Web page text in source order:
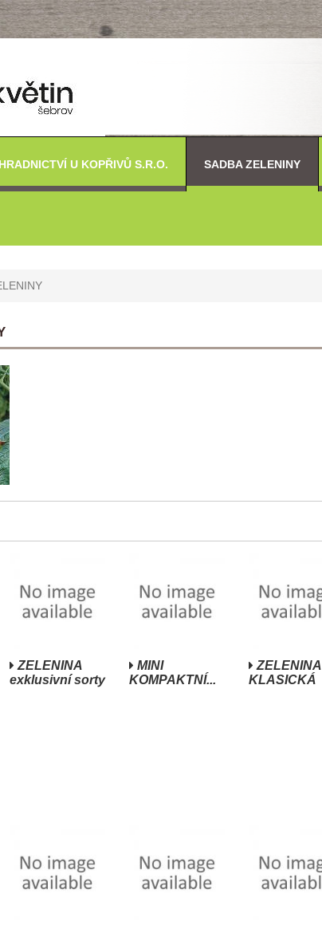
U KOPŘIVŮ S.R.O. SADBA ZELENINY
ZELENINA
exklusivní sorty
MINI
KOMPAKTNÍ...
ZELENINA
KLASICKÁ